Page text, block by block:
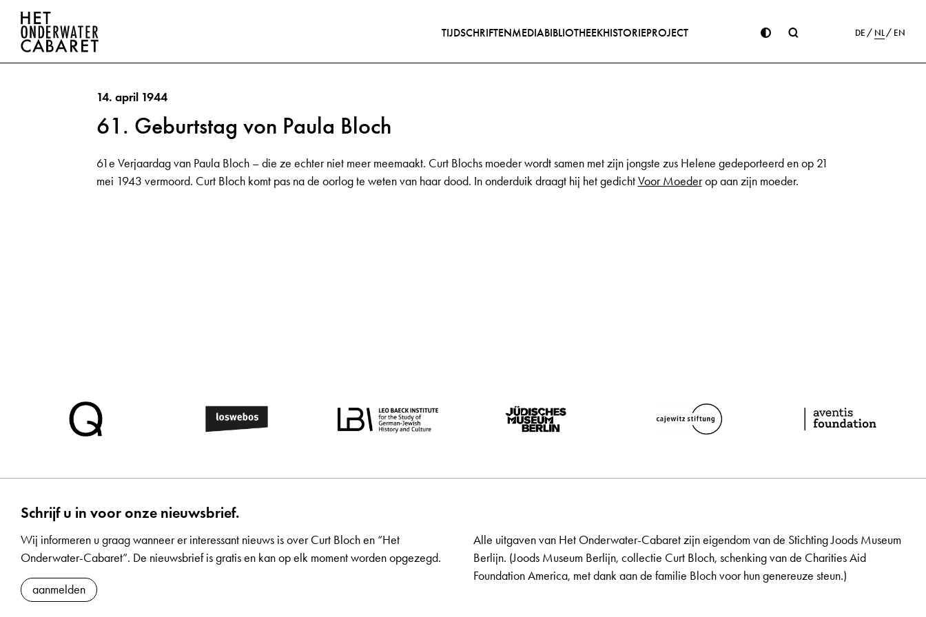
TIJDSCHRIFTENMEDIABIBLIOTHEEKHISTORIEPROJECT DE NL EN
14. april 1944
61. Geburtstag von Paula Bloch
61e Verjaardag van Paula Bloch – die ze echter niet meer meemaakt. Curt Blochs moeder wordt samen met zijn jongste zus Helene gedeporteerd en op 21
mei 1943 vermoord. Curt Bloch komt pas na de oorlog te weten van haar dood. In onderduik draagt hij het gedichtVoor Moederop aan zijn moeder.
Schrijf u in voor onze nieuwsbrief.
Wij informeren u graag wanneer er interessant nieuws is over Curt Bloch en “Het
Onderwater-Cabaret”. De nieuwsbrief is gratis en kan op elk moment worden opgezegd.
aanmelden
Alle uitgaven van Het Onderwater-Cabaret zijn eigendom van de Stichting Joods Museum
Berlijn. (Joods Museum Berlijn, collectie Curt Bloch, schenking van de Charities Aid
Foundation America, met dank aan de familie Bloch voor hun genereuze steun.)